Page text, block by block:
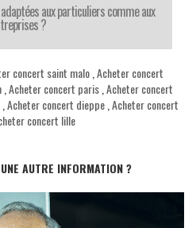
aux particuliers comme aux
?
concert saint malo, Acheter concert
Acheter concert paris Acheter concert
Acheter concert dieppe Acheter concert
concert lille
AUTRE INFORMATION ?